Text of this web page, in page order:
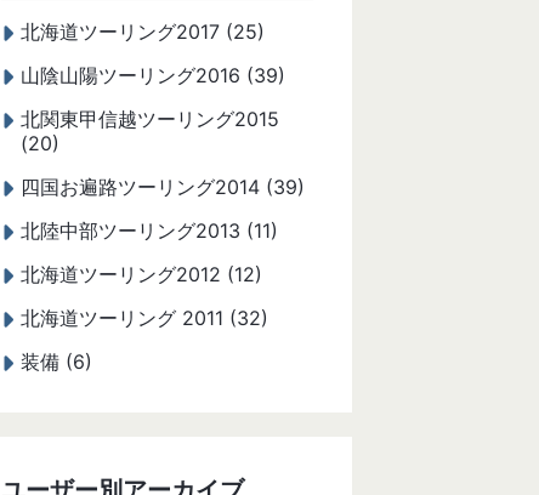
北海道ツーリング2017 (25)
山陰山陽ツーリング2016 (39)
北関東甲信越ツーリング2015
(20)
四国お遍路ツーリング2014 (39)
北陸中部ツーリング2013 (11)
北海道ツーリング2012 (12)
北海道ツーリング 2011 (32)
装備 (6)